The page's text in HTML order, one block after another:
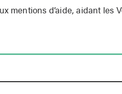
mentions d’aide, aidant les